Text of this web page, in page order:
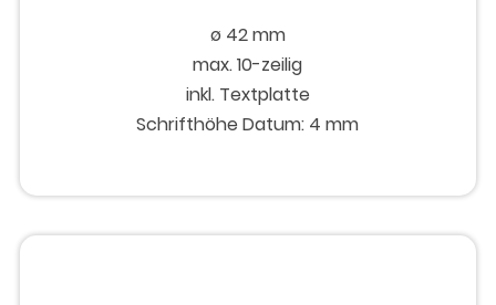
ø 42 mm
max. 10-zeilig
inkl. Textplatte
Schrifthöhe Datum: 4 mm